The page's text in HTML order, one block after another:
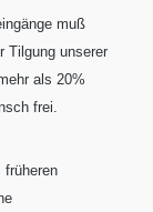
muß
Tilgung unserer
als 20%
frei.
früheren